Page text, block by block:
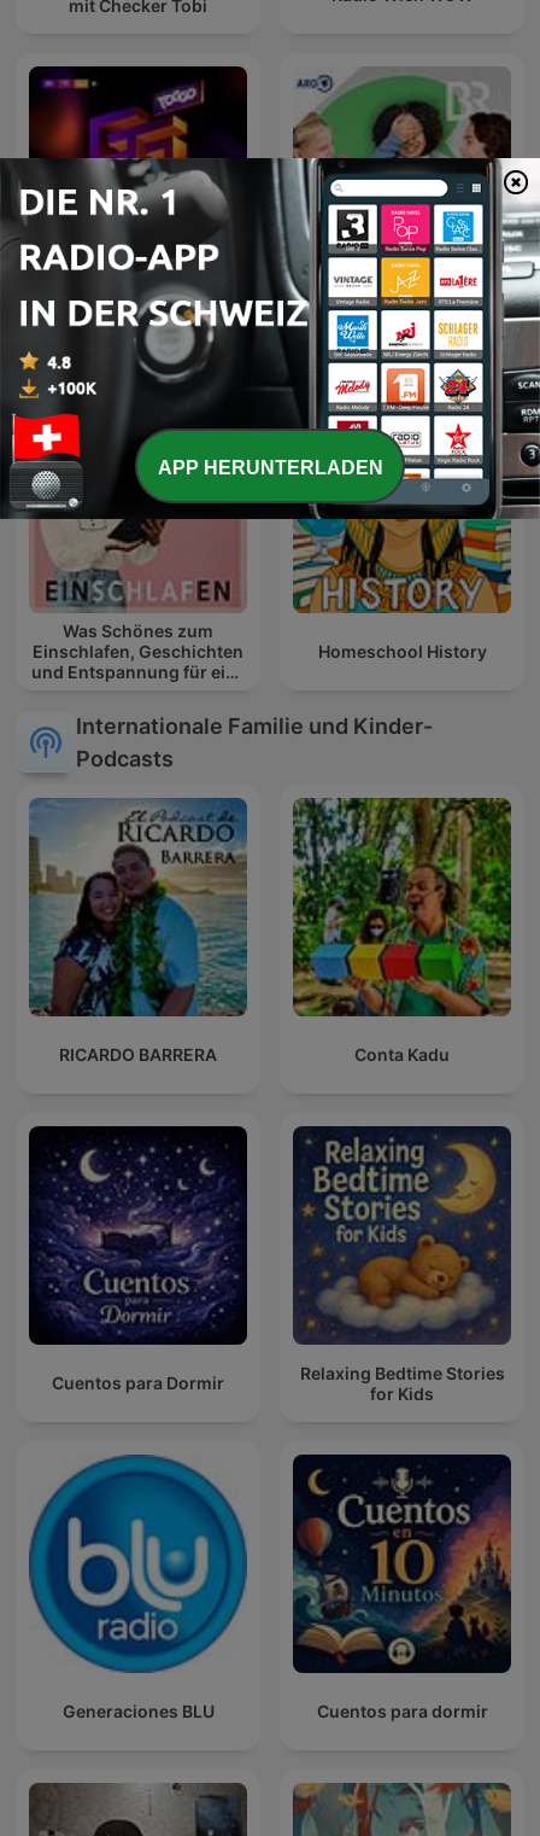
mit Checker Tobi
TOGGO GG - der Podcast
Quatsch & Weisheit:
Kinder reden. Über die
Welt. Und überhaupt
Was Schönes zum
Einschlafen, Geschichten
und Entspannung für eine
Homeschool History
Internationale Familie und Kinder-
Podcasts
RICARDO BARRERA Conta Kadu
Cuentos para Dormir
Relaxing Bedtime Stories
for Kids
Generaciones BLU Cuentos para dormir
APP HERUNTERLADEN